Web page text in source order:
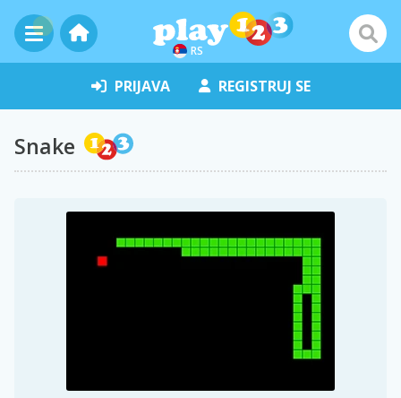
RS
PRIJAVA REGISTRUJ SE
Snake